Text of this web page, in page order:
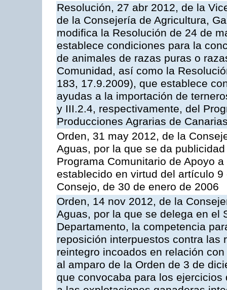
Resolución, 27 abr 2012, de la
de la Consejería de Agricultura,
modifica la Resolución de 24 de
establece condiciones para la
de animales de razas puras o
Comunidad, así como la
183, 17.9.2009), que establece
ayudas a la importación de
y III.2.4, respectivamente, del
Producciones Agrarias de
Orden, 31 may 2012, de la
Aguas, por la que se da
Programa Comunitario de Apoyo
establecido en virtud del artículo
Consejo, de 30 de enero de 2006
Orden, 14 nov 2012, de la
Aguas, por la que se delega en el
Departamento, la competencia
reposición interpuestos contra las
reintegro incoados en relación
al amparo de la Orden de 3 de
que convocaba para los